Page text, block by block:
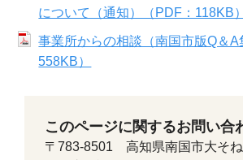
について（通知）（PDF：118KB）
事業所からの相談（南国市版Q＆A
558KB）
このページに関するお問い合
〒783-8501 高知県南国市大そ